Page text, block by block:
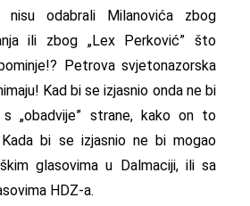
odabrali Milanovića zbog
ili zbog „Lex Perković” što
Petrova svjetonazorska
Kad bi se izjasnio onda ne bi
s „obadvije” strane, kako on to
bi se izjasnio ne bi mogao
glasovima u Dalmaciji, ili sa
HDZ-a.